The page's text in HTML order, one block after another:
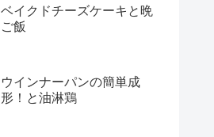
ベイクドチーズケーキと晩
ご飯
ウインナーパンの簡単成
形！と油淋鶏